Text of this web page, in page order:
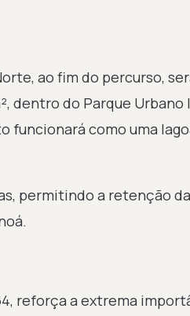
ao fim do percurso,
dentro do Parque
funcionará como uma
permitindo a retenção
reforça a extrema